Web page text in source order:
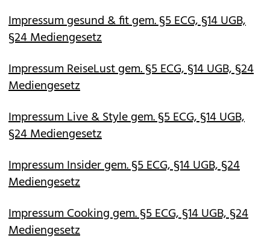
Impressum gesund & fit gem. §5 ECG, §14 UGB,
§24 Mediengesetz
Impressum ReiseLust gem. §5 ECG, §14 UGB, §24
Mediengesetz
Impressum Live & Style gem. §5 ECG, §14 UGB,
§24 Mediengesetz
Impressum Insider gem. §5 ECG, §14 UGB, §24
Mediengesetz
Impressum Cooking gem. §5 ECG, §14 UGB, §24
Mediengesetz